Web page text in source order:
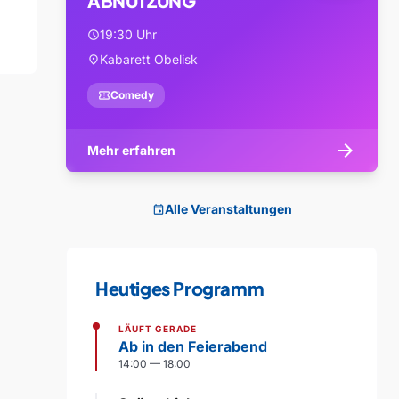
schedule19:30 Uhr
location_onKabarett Obelisk
confirmation_numberComedy
Mehr erfahren arrow_forward
eventAlle Veranstaltungen
Heutiges Programm
LÄUFT GERADE
Ab in den Feierabend
14:00 — 18:00